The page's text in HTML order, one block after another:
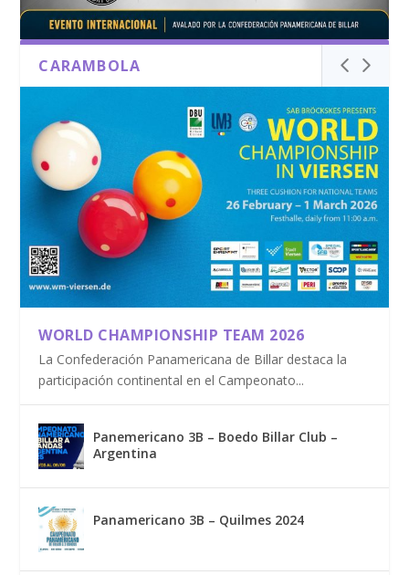
CARAMBOLA
WORLD CHAMPIONSHIP TEAM 2026
La Confederación Panamericana de Billar destaca la
participación continental en el Campeonato...
Panemericano 3B – Boedo Billar Club –
Argentina
Panamericano 3B – Quilmes 2024